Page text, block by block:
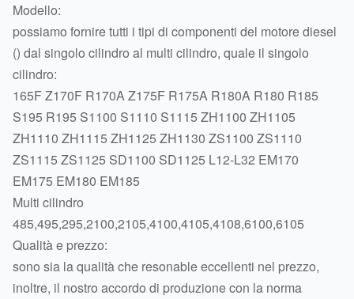
Modello:
possiamo fornire tutti i tipi di componenti del motore diesel
() dal singolo cilindro al multi cilindro, quale il singolo
cilindro:
165F Z170F R170A Z175F R175A R180A R180 R185
S195 R195 S1100 S1110 S1115 ZH1100 ZH1105
ZH1110 ZH1115 ZH1125 ZH1130 ZS1100 ZS1110
ZS1115 ZS1125 SD1100 SD1125 L12-L32 EM170
EM175 EM180 EM185
Multi cilindro
485,495,295,2100,2105,4100,4105,4108,6100,6105
Qualità e prezzo:
sono sia la qualità che resonable eccellenti nel prezzo,
inoltre, il nostro accordo di produzione con la norma